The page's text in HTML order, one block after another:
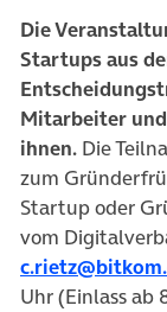
Die
Startups aus
Mitarbeiter
ihnen. Die
zum
Startup oder
vom
Uhr (Einlass ab